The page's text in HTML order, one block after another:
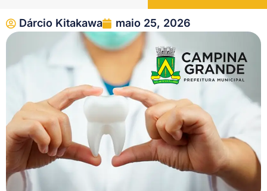
Dárcio Kitakawa maio 25, 2026